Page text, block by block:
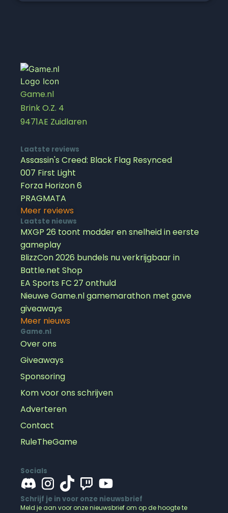
Game.nl
Brink O.Z. 4
9471AE Zuidlaren
Laatste reviews
Assassin's Creed: Black Flag Resynced
007 First Light
Forza Horizon 6
PRAGMATA
Meer reviews
Laatste nieuws
MXGP 26 toont modder en snelheid in eerste
gameplay
BlizzCon 2026 bundels nu verkrijgbaar in
Battle.net Shop
EA Sports FC 27 onthuld
Nieuwe Game.nl gamemarathon met gave
giveaways
Meer nieuws
Game.nl
Over ons
Giveaways
Sponsoring
Kom voor ons schrijven
Adverteren
Contact
RuleTheGame
Socials
Schrijf je in voor onze nieuwsbrief
Meld je aan voor onze nieuwsbrief om op de hoogte te